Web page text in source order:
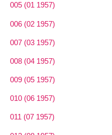
005 (01 1957)
006 (02 1957)
007 (03 1957)
008 (04 1957)
009 (05 1957)
010 (06 1957)
011 (07 1957)